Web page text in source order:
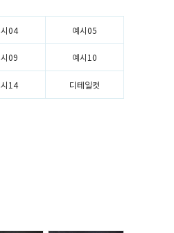
04 예시05
09 예시10
14 디테일컷